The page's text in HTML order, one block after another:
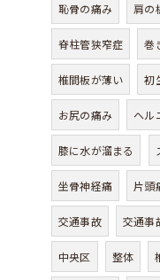
恥骨の痛み 肩の
脊柱管狭窄症 巻
椎間板が薄い 初
お尻の痛み ヘル
膝に水が溜まる
坐骨神経痛 片頭
交通事故 交通事
中央区 整体